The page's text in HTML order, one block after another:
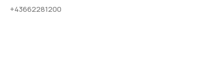
+43662281200